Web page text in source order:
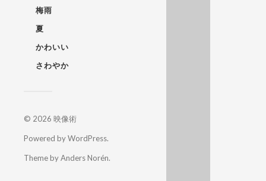
梅雨
夏
かわいい
さわやか
© 2026 映像術
Powered byWordPress.
Theme byAnders Norén.